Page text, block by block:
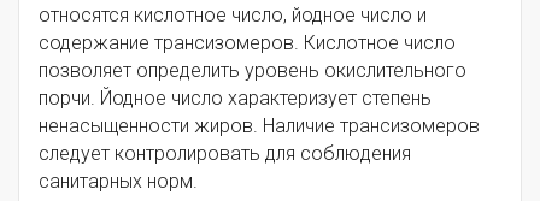
относятся кислотное число, йодное число и
содержание трансизомеров. Кислотное число
позволяет определить уровень окислительного
порчи. Йодное число характеризует степень
ненасыщенности жиров. Наличие трансизомеров
следует контролировать для соблюдения
санитарных норм.